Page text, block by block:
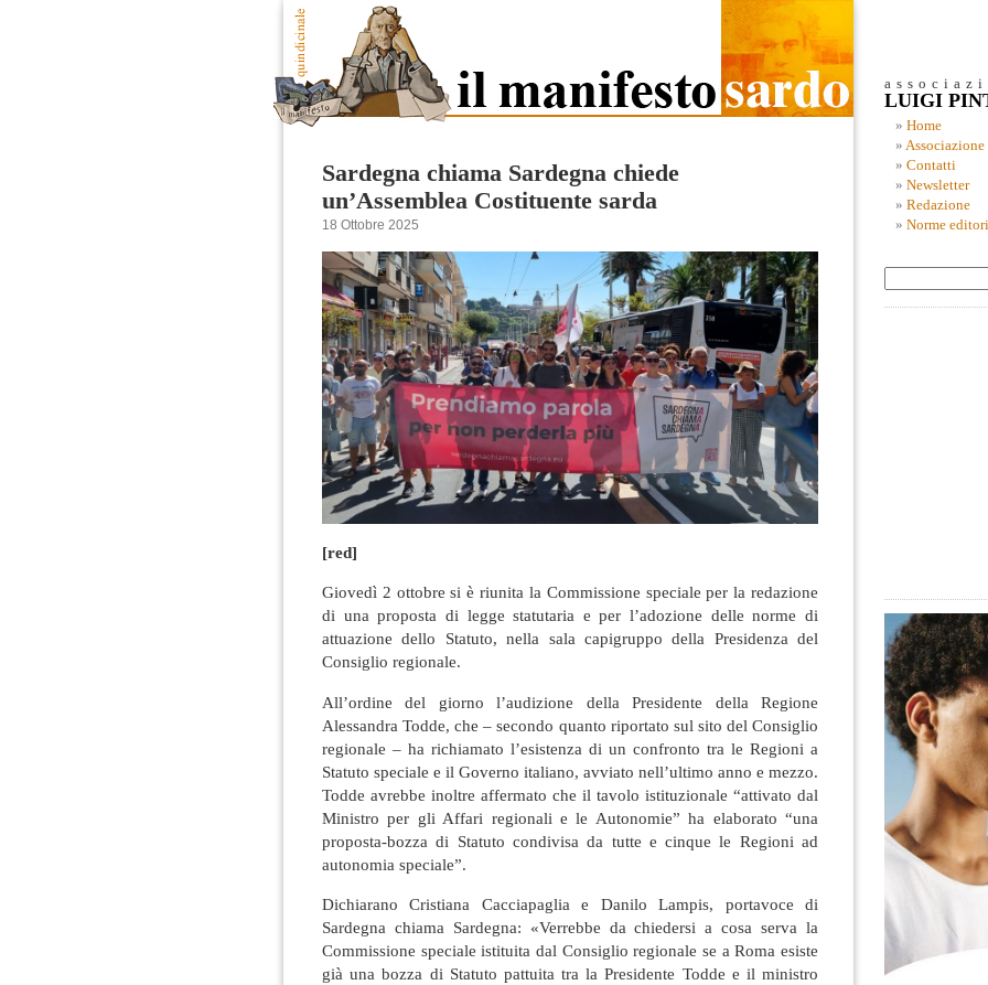
Sardegna chiama Sardegna chiede
un’Assemblea Costituente sarda
18 Ottobre 2025
[red]
Giovedì 2 ottobre si è riunita la Commissione speciale per la redazione
di una proposta di legge statutaria e per l’adozione delle norme di
attuazione dello Statuto, nella sala capigruppo della Presidenza del
Consiglio regionale.
All’ordine del giorno l’audizione della Presidente della Regione
Alessandra Todde, che – secondo quanto riportato sul sito del Consiglio
regionale – ha richiamato l’esistenza di un confronto tra le Regioni a
Statuto speciale e il Governo italiano, avviato nell’ultimo anno e mezzo.
Todde avrebbe inoltre affermato che il tavolo istituzionale “attivato dal
Ministro per gli Affari regionali e le Autonomie” ha elaborato “una
proposta-bozza di Statuto condivisa da tutte e cinque le Regioni ad
autonomia speciale”.
Dichiarano Cristiana Cacciapaglia e Danilo Lampis, portavoce di
Sardegna chiama Sardegna: «Verrebbe da chiedersi a cosa serva la
Commissione speciale istituita dal Consiglio regionale se a Roma esiste
già una bozza di Statuto pattuita tra la Presidente Todde e il ministro
LUIGI
Home
Associazione
Contatti
Newsletter
Redazione
Norme